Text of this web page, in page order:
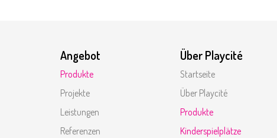
Angebot
Produkte
Projekte
Leistungen
Referenzen
Über Playcité
Startseite
Über Playcité
Produkte
Kinderspielplätze